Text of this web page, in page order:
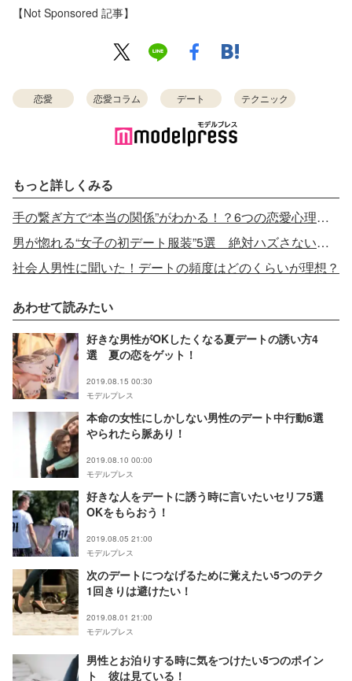
【Not Sponsored 記事】
恋愛 恋愛コラム デート テクニック
もっと詳しくみる
手の繋ぎ方で“本当の関係”がわかる！？6つの恋愛心理とは
男が惚れる“女子の初デート服装”5選 絶対ハズさないアイテムは…
社会人男性に聞いた！デートの頻度はどのくらいが理想？
あわせて読みたい
好きな男性がOKしたくなる夏デートの誘い方4
選 夏の恋をゲット！
2019.08.15 00:30
モデルプレス
本命の女性にしかしない男性のデート中行動6選
やられたら脈あり！
2019.08.10 00:00
モデルプレス
好きな人をデートに誘う時に言いたいセリフ5選
OKをもらおう！
2019.08.05 21:00
モデルプレス
次のデートにつなげるために覚えたい5つのテク
1回きりは避けたい！
2019.08.01 21:00
モデルプレス
男性とお泊りする時に気をつけたい5つのポイン
ト 彼は見ている！